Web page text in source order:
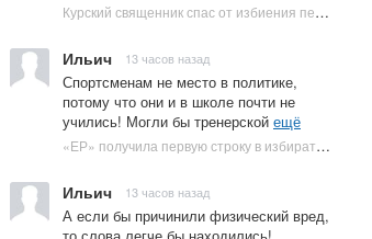
Курский священник спас от избиения переодетого бабушкой ВСУшника » 46ТВ Курское Интернет Телевидение
Ильич 13 часов назад
Спортсменам не место в политике,
потому что они и в школе почти не
учились! Могли бы тренерской ещё
«ЕР» получила первую строку в избирательном бюллетене на выборах в Госдуму » 46ТВ Курское Интернет Телевидение
Ильич 13 часов назад
А если бы причинили физический вред,